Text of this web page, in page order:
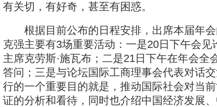
有关切，有好奇，甚至有困惑。
根据目前公布的日程安排，出席本届年会
克强主要有3场重要活动：一是20日下午会见
主席克劳斯·施瓦布；二是21日下午在年会全
答问；三是与论坛国际工商理事会代表对话
行的一个重要目的就是，推动国际社会对当
证的分析和看待，同时也介绍中国经济发展